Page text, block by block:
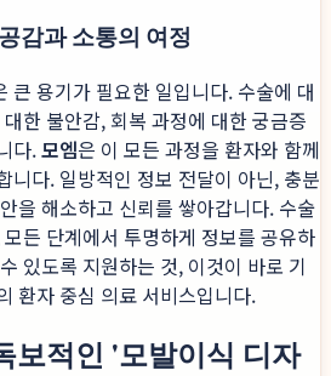
감과 소통의 여정
큰 용기가 필요한 일입니다. 수술에 대
한 불안감, 회복 과정에 대한 궁금증
다.모엠은 이 모든 과정을 환자와 함께
니다. 일방적인 정보 전달이 아닌, 충분
을 해소하고 신뢰를 쌓아갑니다. 수술
든 단계에서 투명하게 정보를 공유하
있도록 지원하는 것, 이것이 바로 기
환자 중심 의료 서비스입니다.
보적인 '모발이식 디자